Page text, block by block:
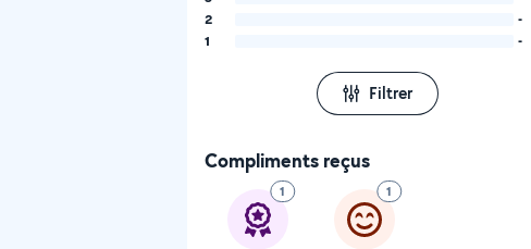
2
-
1
-
Filtrer
Compliments reçus
1 1